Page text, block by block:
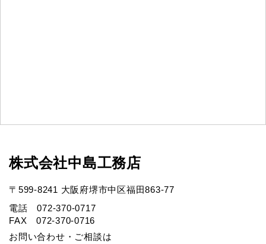
株式会社中島工務店
〒599-8241 大阪府堺市中区福田863-77
電話 072-370-0717
FAX 072-370-0716
お問い合わせ・ご相談は